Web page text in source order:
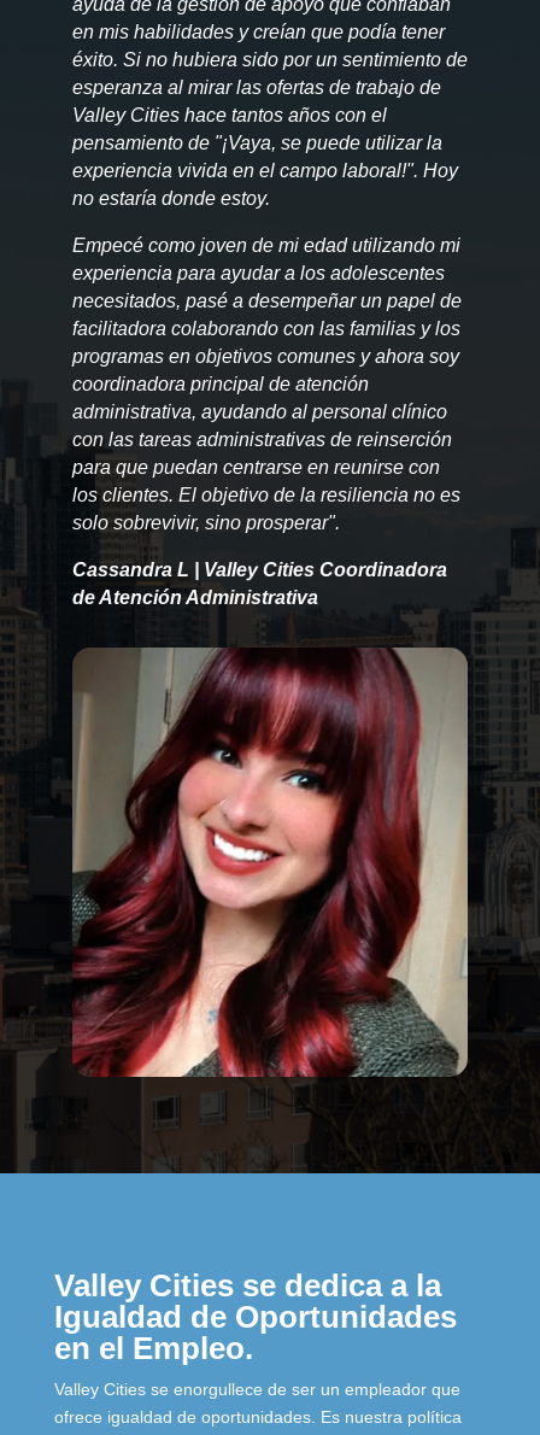
en mis habilidades y creían que podía tener
éxito. Si no hubiera sido por un sentimiento de
esperanza al mirar las ofertas de trabajo de
Valley Cities hace tantos años con el
pensamiento de "¡Vaya, se puede utilizar la
experiencia vivida en el campo laboral!". Hoy
no estaría donde estoy.
Empecé como joven de mi edad utilizando mi
experiencia para ayudar a los adolescentes
necesitados, pasé a desempeñar un papel de
facilitadora colaborando con las familias y los
programas en objetivos comunes y ahora soy
coordinadora principal de atención
administrativa, ayudando al personal clínico
con las tareas administrativas de reinserción
para que puedan centrarse en reunirse con
los clientes. El objetivo de la resiliencia no es
solo sobrevivir, sino prosperar".
Cassandra L | Valley Cities Coordinadora
de Atención Administrativa
Valley Cities se dedica a la
Igualdad de Oportunidades
en el Empleo.
Valley Cities se enorgullece de ser un empleador que
ofrece igualdad de oportunidades. Es nuestra política